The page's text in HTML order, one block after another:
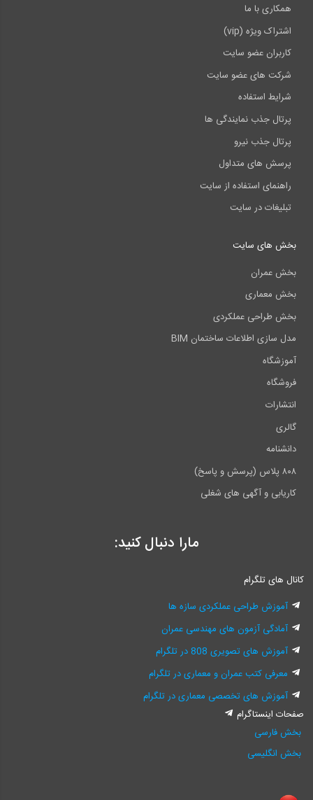
همکاری با ما
اشتراک ویژه (vip)
کاربران عضو سایت
شرکت های عضو سایت
شرایط استفاده
پرتال جذب نمایندگی ها
پرتال جذب نیرو
پرسش های متداول
راهنمای استفاده از سایت
تبلیغات در سایت
بخش های سایت
بخش عمران
بخش معماری
بخش طراحی عملکردی
مدل سازی اطلاعات ساختمان BIM
آموزشگاه
فروشگاه
انتشارات
گالری
دانشنامه
۸۰۸ پلاس (پرسش و پاسخ)
کاریابی و آگهی های شغلی
مارا دنبال کنید:
کانال های تلگرام
آموزش طراحی عملکردی سازه ها
آمادگی آزمون های مهندسی عمران
آموزش های تصویری 808 در تلگرام
معرفی کتب عمران و معماری در تلگرام
آموزش های تخصصی معماری در تلگرام
صفحات اینستاگرام
بخش فارسی
بخش انگلیسی